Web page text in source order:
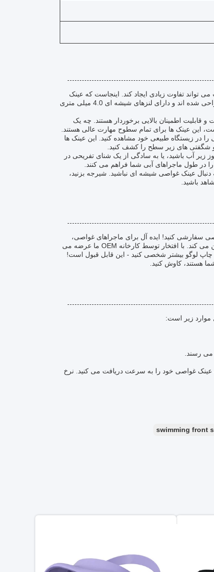
تفاوت زیادی ایجاد کند. اینجاست که عینک
غواصی شیشه ای وارد می شود. این عینک های با کیفیت بالا برای استفاده بزرگسالان طراحی شده اند و دارای لنزهای شیشه ای 4.0 میلی متری
اطمینان بالایی برخوردار هستند. چه یک
این عینک ها برای تمام سطوح مهارت عالی هستند.
در زیستگاه طبیعی خود مشاهده کنید. این عینک ها
و شگفتی های زیر سطح را کشف کنید.
آب باشید، یا به سادگی از یک شنای تفریحی در
در طول ماجراهای آبی شما فراهم می کنند.
دنبال عینک غواصی شیشه ای نباشید. شیرجه بزنید،
باشید.
سفارشی کنید! ایده آل برای ماجراهای غواصی،
غواصی و شنا، ماسک غواصی دارای گواهینامه CE /ROSH/ISO ما کیفیت بالایی را تضمین می کند. با افتخار توسط کارخانه OEM ما عرضه می
با چاپ لوگو بیشتر شخصی کنید - این قابل قبول است!
هستند، کاوش کنید.
زیر است:
رسند.
عینک غواصی خود را به سرعت دریافت می کنید. نرخ
swimming front